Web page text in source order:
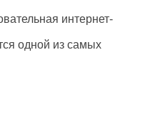
интернет-
одной из самых